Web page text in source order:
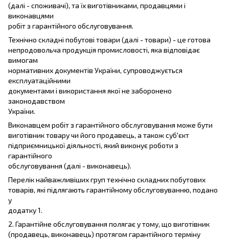
(далі - споживачі), та їх виготівниками, продавцями і
виконавцями
робіт з гарантійного обслуговування.
Технічно складні побутові товари (далі - товари) - це готова
непродовольча продукція промисловості, яка відповідає
вимогам
нормативних документів України, супроводжується
експлуатаційними
документами і використання якої не заборонено
законодавством
України.
Виконавцем робіт з гарантійного обслуговування може бути
виготівник товару чи його продавець, а також суб'єкт
підприємницької діяльності, який виконує роботи з
гарантійного
обслуговування (далі - виконавець).
Перелік найважливіших груп технічно складних побутових
товарів, які підлягають гарантійному обслуговуванню, подано
у
додатку 1.
2. Гарантійне обслуговування полягає у тому, що виготівник
(продавець, виконавець) протягом гарантійного терміну